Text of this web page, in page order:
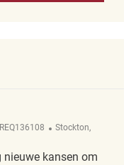
ReqId
REQ136108 Plaats
Stockton,
nieuwe kansen om